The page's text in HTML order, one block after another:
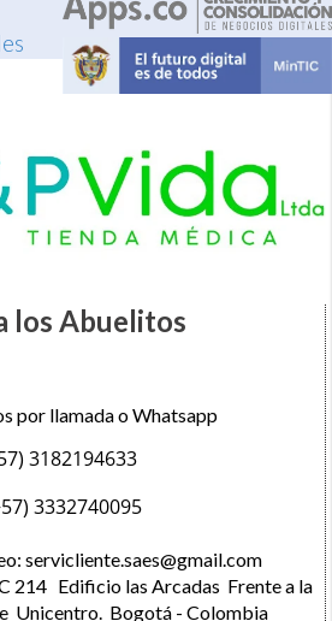
los Abuelitos
por llamada o Whatsapp
3182194633
3332740095
servicliente.saes@gmail.com
214 Edificio las Arcadas Frente a la
Unicentro. Bogotá - Colombia